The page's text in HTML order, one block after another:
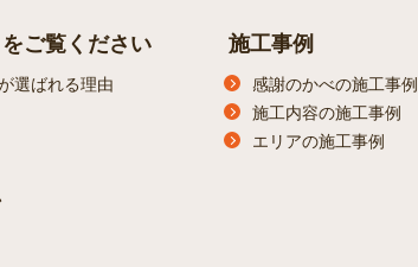
ご覧ください
選ばれる理由
施工事例
感謝のかべの施工事例
施工内容の施工事例
エリアの施工事例